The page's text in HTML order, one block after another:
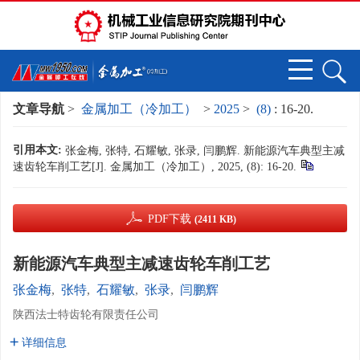
文章导航 > 金属加工（冷加工） > 2025 > (8) : 16-20.
引用本文: 张金梅, 张特, 石耀敏, 张录, 闫鹏辉. 新能源汽车典型主减
速齿轮车削工艺[J]. 金属加工（冷加工）, 2025, (8): 16-20.
PDF下载 (2411 KB)
新能源汽车典型主减速齿轮车削工艺
张金梅, 张特, 石耀敏, 张录, 闫鹏辉
陕西法士特齿轮有限责任公司
详细信息